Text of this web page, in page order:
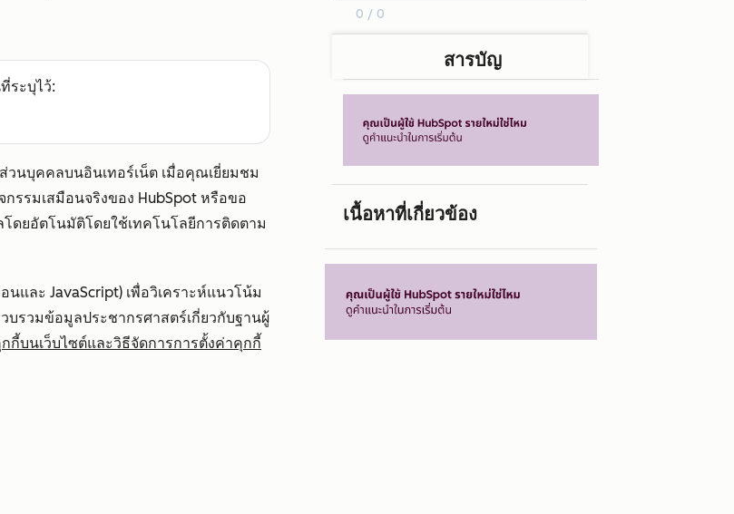
ระบุไว้:
นบุคคลบนอินเทอร์เน็ต เมื่อคุณเยี่ยมชม
กรรมเสมือนจริงของ HubSpot หรือขอ
ดยอัตโนมัติโดยใช้เทคโนโลยีการติดตาม
และ JavaScript) เพื่อวิเคราะห์แนวโน้ม
บรวมข้อมูลประชากรศาสตร์เกี่ยวกับฐานผู้
กี้บนเว็บไซต์และวิธีจัดการการตั้งค่าคุกกี้
0 / 0
สารบัญ
เนื้อหาที่เกี่ยวข้อง